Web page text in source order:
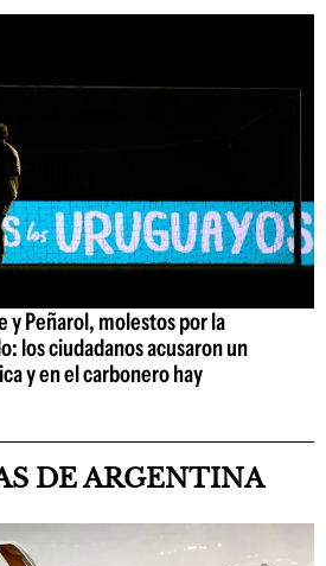
y Peñarol, molestos por la
los ciudadanos acusaron un
y en el carbonero hay
DE ARGENTINA